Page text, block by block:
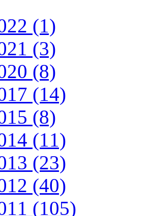
(1)
(3)
(8)
(14)
(8)
(11)
(23)
(40)
(105)